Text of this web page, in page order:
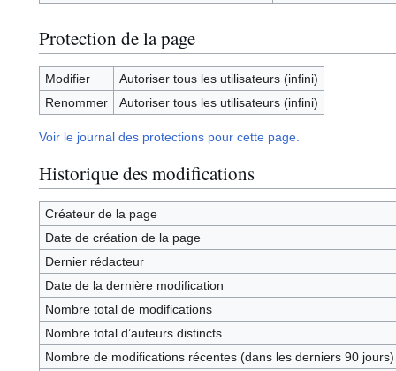
Protection de la page
Modifier
Autoriser tous les utilisateurs (infini)
Renommer
Autoriser tous les utilisateurs (infini)
Voir le journal des protections pour cette page.
Historique des modifications
Créateur de la page
Date de création de la page
Dernier rédacteur
Date de la dernière modification
Nombre total de modifications
Nombre total d’auteurs distincts
Nombre de modifications récentes (dans les derniers 90 jours)